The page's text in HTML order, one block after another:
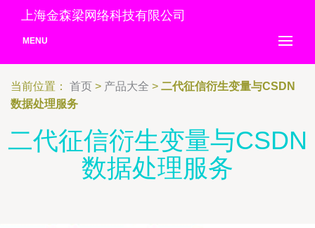
上海金森梁网络科技有限公司
MENU
当前位置： 首页 > 产品大全 > 二代征信衍生变量与CSDN
数据处理服务
二代征信衍生变量与CSDN
数据处理服务